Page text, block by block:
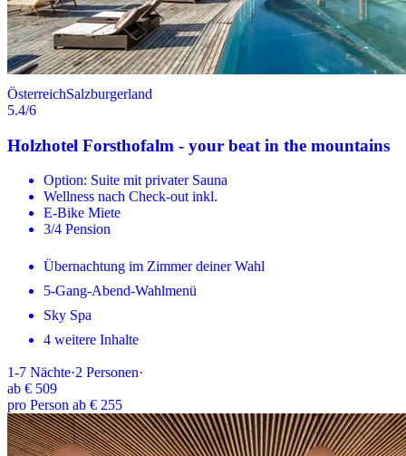
ÖsterreichSalzburgerland
5.4/6
Holzhotel Forsthofalm - your beat in the mountains
Option: Suite mit privater Sauna
Wellness nach Check-out inkl.
E-Bike Miete
3/4 Pension
Übernachtung im Zimmer deiner Wahl
5-Gang-Abend-Wahlmenü
Sky Spa
4 weitere Inhalte
1-7 Nächte·2 Personen·
ab € 509
pro Person ab € 255